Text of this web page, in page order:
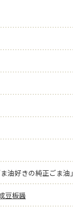
油好きの純正ごま油」
豆板醤